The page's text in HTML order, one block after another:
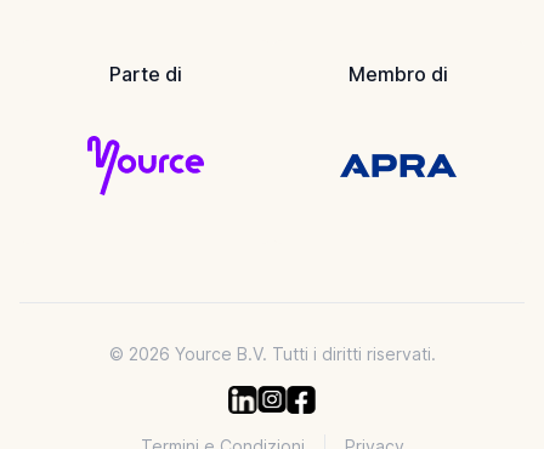
Parte di Membro di
© 2026 Yource B.V. Tutti i diritti riservati.